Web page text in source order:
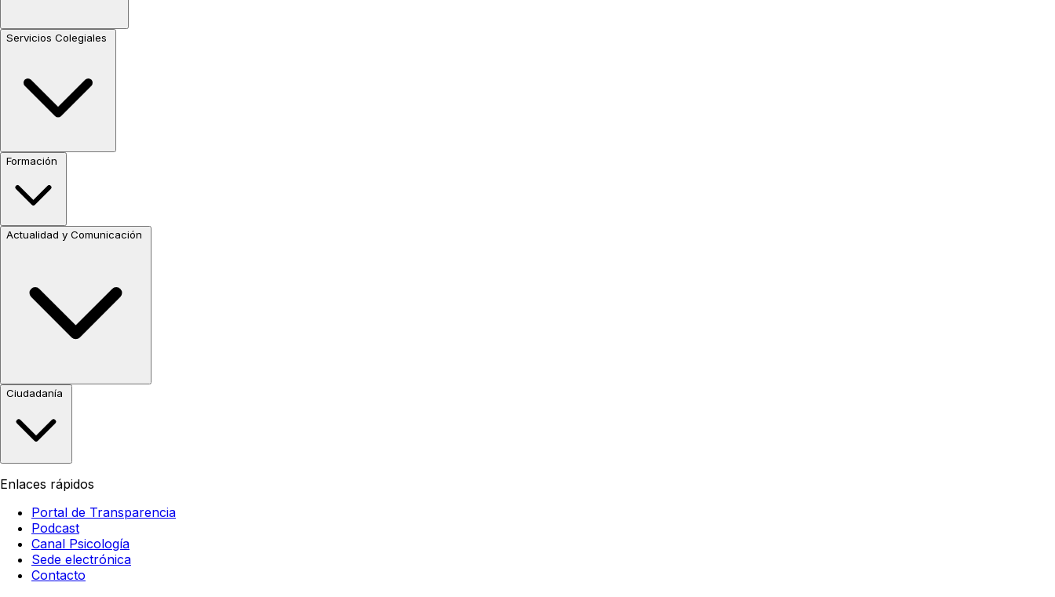
Servicios Colegiales
Formación
Actualidad y Comunicación
Ciudadanía
Enlaces rápidos
Portal de Transparencia
Podcast
Canal Psicología
Sede electrónica
Contacto